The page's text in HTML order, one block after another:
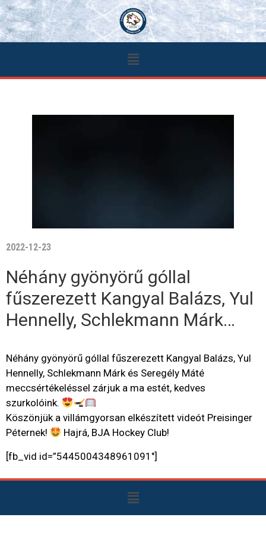
2022-12-23
Néhány gyönyörű góllal
fűszerezett Kangyal Balázs, Yul
Hennelly, Schlekmann Márk…
Néhány gyönyörű góllal fűszerezett Kangyal Balázs, Yul
Hennelly, Schlekmann Márk és Seregély Máté
meccsértékeléssel zárjuk a ma estét, kedves
szurkolóink.
Köszönjük a villámgyorsan elkészített videót Preisinger
Péternek!
Hajrá, BJA Hockey Club!
[fb_vid id=”5445004348961091″]